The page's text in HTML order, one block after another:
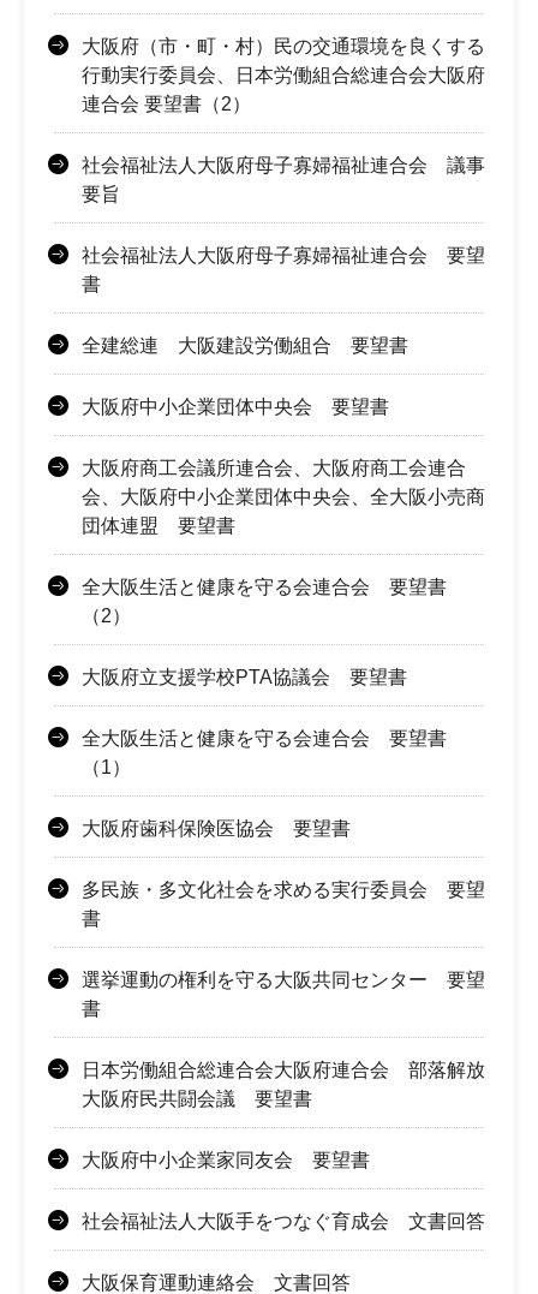
大阪府（市・町・村）民の交通環境を良くする
行動実行委員会、日本労働組合総連合会大阪府
連合会 要望書（2）
社会福祉法人大阪府母子寡婦福祉連合会 議事
要旨
社会福祉法人大阪府母子寡婦福祉連合会 要望
書
全建総連 大阪建設労働組合 要望書
大阪府中小企業団体中央会 要望書
大阪府商工会議所連合会、大阪府商工会連合
会、大阪府中小企業団体中央会、全大阪小売商
団体連盟 要望書
全大阪生活と健康を守る会連合会 要望書
（2）
大阪府立支援学校PTA協議会 要望書
全大阪生活と健康を守る会連合会 要望書
（1）
大阪府歯科保険医協会 要望書
多民族・多文化社会を求める実行委員会 要望
書
選挙運動の権利を守る大阪共同センター 要望
書
日本労働組合総連合会大阪府連合会 部落解放
大阪府民共闘会議 要望書
大阪府中小企業家同友会 要望書
社会福祉法人大阪手をつなぐ育成会 文書回答
大阪保育運動連絡会 文書回答